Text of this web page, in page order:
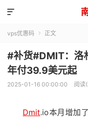

vps优惠码  正文
#补货#DMIT：洛
年付39.9美元起
2025-01-16 00:00:00 阅读
Dmit.io本月增加